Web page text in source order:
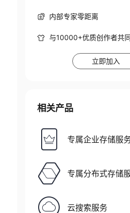
内部专家零距离
与10000+优质创作者共
立即加入
相关产品
专属企业存储服
专属分布式存储
云搜索服务